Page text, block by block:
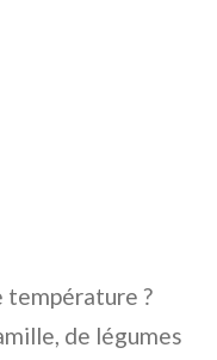
?
de légumes